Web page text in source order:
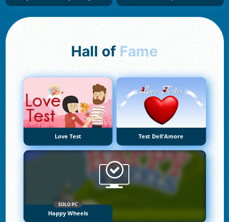
Hall of Fame
Love Test Test Dell'Amore
SOLO PC
Happy Wheels